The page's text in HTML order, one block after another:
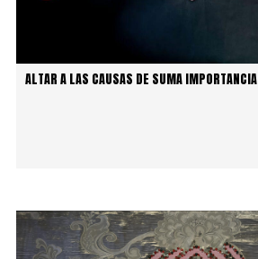
ALTAR A LAS CAUSAS DE SUMA IMPORTANCIA